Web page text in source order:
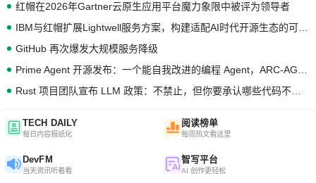
红帽在2026年Gartner云原生应用平台魔力象限中被评为领导者
GitHub 再次爆发大规模服务降级
TECH DAILY
每日内容报纸化
阅读榜单
每周热文看这里
DevFM
当天资讯听着看
智写平台
AI 创作更轻松